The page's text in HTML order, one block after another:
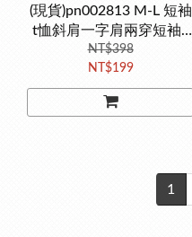
(現貨)pn002813 M-L 短袖
t恤斜肩一字肩兩穿短袖T
恤
NT$398
NT$199
1